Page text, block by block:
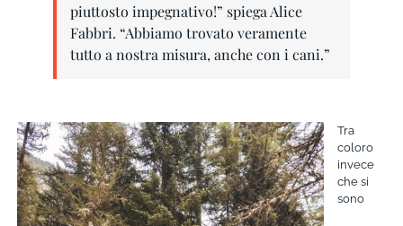
piuttosto impegnativo!” spiega Alice
Fabbri. “Abbiamo trovato veramente
tutto a nostra misura, anche con i cani.”
Tra
coloro
invece
che si
sono